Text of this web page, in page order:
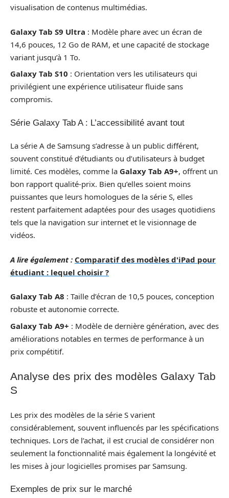
visualisation de contenus multimédias.
Galaxy Tab S9 Ultra : Modèle phare avec un écran de
14,6 pouces, 12 Go de RAM, et une capacité de stockage
variant jusqu’à 1 To.
Galaxy Tab S10 : Orientation vers les utilisateurs qui
privilégient une expérience utilisateur fluide sans
compromis.
Série Galaxy Tab A : L’accessibilité avant tout
La série A de Samsung s’adresse à un public différent,
souvent constitué d’étudiants ou d’utilisateurs à budget
limité. Ces modèles, comme la Galaxy Tab A9+, offrent un
bon rapport qualité-prix. Bien qu’elles soient moins
puissantes que leurs homologues de la série S, elles
restent parfaitement adaptées pour des usages quotidiens
tels que la navigation sur internet et le visionnage de
vidéos.
A lire également : Comparatif des modèles d'iPad pour
étudiant : lequel choisir ?
Galaxy Tab A8 : Taille d’écran de 10,5 pouces, conception
robuste et autonomie correcte.
Galaxy Tab A9+ : Modèle de dernière génération, avec des
améliorations notables en termes de performance à un
prix compétitif.
Analyse des prix des modèles Galaxy Tab
S
Les prix des modèles de la série S varient
considérablement, souvent influencés par les spécifications
techniques. Lors de l’achat, il est crucial de considérer non
seulement la fonctionnalité mais également la longévité et
les mises à jour logicielles promises par Samsung.
Exemples de prix sur le marché